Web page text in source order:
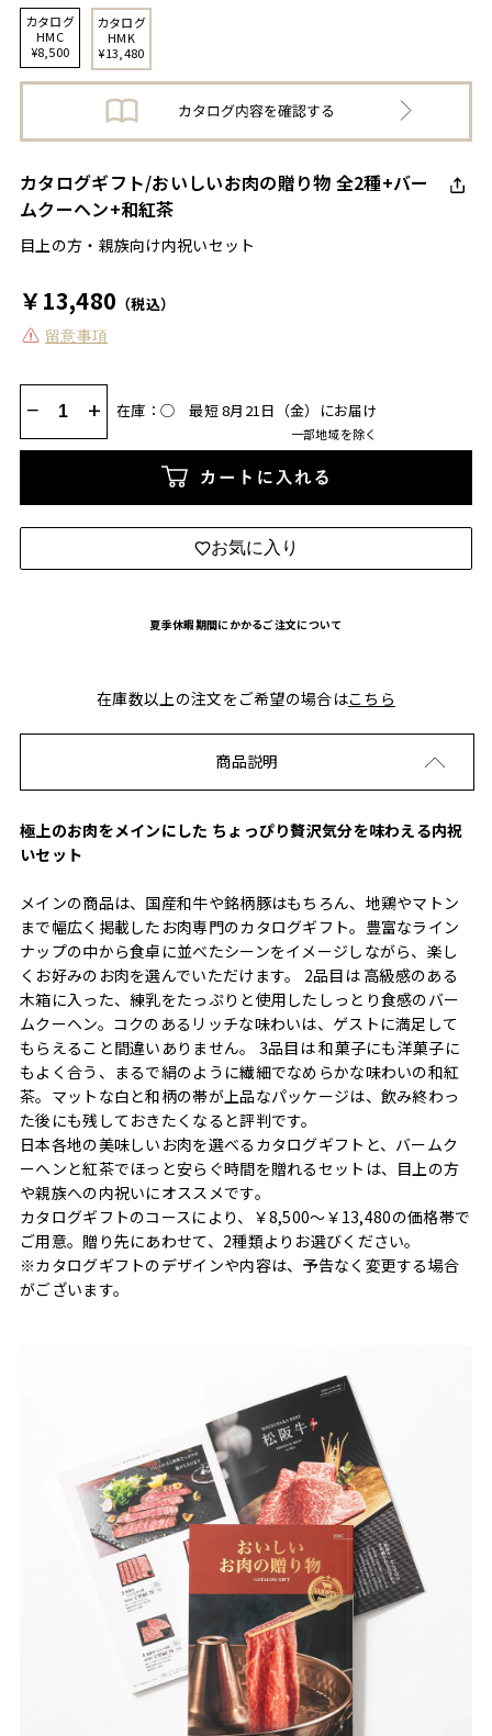
カタログ
HMC
¥8,500
カタログ
HMK
¥13,480
カタログギフト/おいしいお肉の贈り物 全2種+バー
ムクーヘン+和紅茶
目上の方・親族向け内祝いセット
￥13,480 （税込）
留意事項
− + 在庫：◯ 最短 8月21日（金）にお届け
一部地域を除く
カートに入れる
お気に入り
夏季休暇期間にかかるご注文について
在庫数以上の注文をご希望の場合はこちら
商品説明
極上のお肉をメインにした ちょっぴり贅沢気分を味わえる内祝
いセット
メインの商品は、国産和牛や銘柄豚はもちろん、地鶏やマトン
まで幅広く掲載したお肉専門のカタログギフト。豊富なライン
ナップの中から食卓に並べたシーンをイメージしながら、楽し
くお好みのお肉を選んでいただけます。 2品目は 高級感のある
木箱に入った、練乳をたっぷりと使用したしっとり食感のバー
ムクーヘン。コクのあるリッチな味わいは、ゲストに満足して
もらえること間違いありません。 3品目は 和菓子にも洋菓子に
もよく合う、まるで絹のように繊細でなめらかな味わいの和紅
茶。マットな白と和柄の帯が上品なパッケージは、飲み終わっ
た後にも残しておきたくなると評判です。
日本各地の美味しいお肉を選べるカタログギフトと、バームク
ーヘンと紅茶でほっと安らぐ時間を贈れるセットは、目上の方
や親族への内祝いにオススメです。
カタログギフトのコースにより、￥8,500〜￥13,480の価格帯で
ご用意。贈り先にあわせて、2種類よりお選びください。
※カタログギフトのデザインや内容は、予告なく変更する場合
がございます。